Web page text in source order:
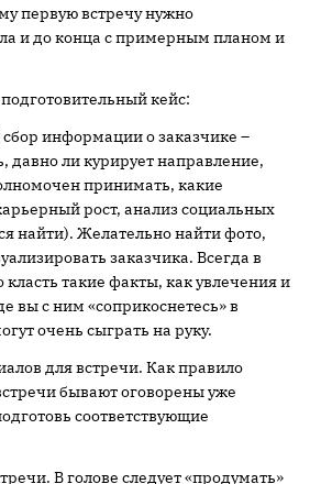
первую встречу нужно
и до конца с примерным планом и
кейс:
информации о заказчике –
давно ли курирует направление,
принимать, какие
рост, анализ социальных
найти). Желательно найти фото,
заказчика. Всегда в
класть такие факты, как увлечения и
вы с ним «соприкоснетесь» в
очень сыграть на руку.
для встречи. Как правило
бывают оговорены уже
соответствующие
В голове следует «продумать»